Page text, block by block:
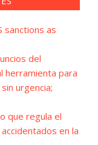
sanctions as
del
herramienta para
urgencia;
que regula el
en la